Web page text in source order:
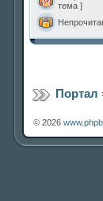
тема ]
Портал
© 2026